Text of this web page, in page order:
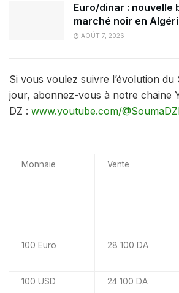
Euro/dinar : nouvelle
marché noir en
AOÛT 7, 2026
Si vous voulez suivre l’évolution du
jour, abonnez-vous à notre chaine
DZ : www.youtube.com/
Monnaie
Vente
100 Euro 28 100 DA
100 USD 24 100 DA